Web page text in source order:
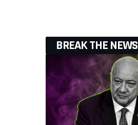
BREAK THE NEWS